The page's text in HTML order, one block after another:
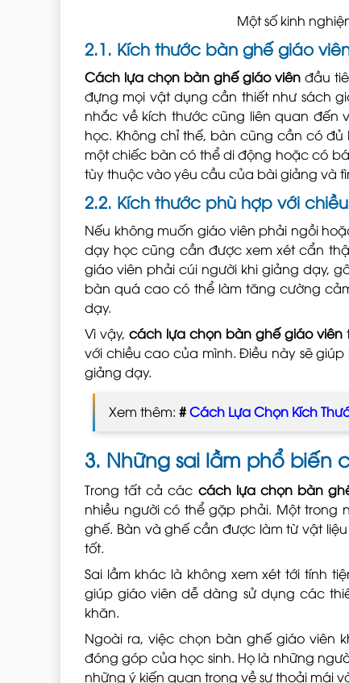
Một số kinh
2.1. Kích thước bàn ghế giáo
Cách lựa chọn bàn ghế giáo viên đầu
đựng mọi vật dụng cần thiết như sách
nhắc về kích thước cũng liên quan đến
học. Không chỉ thế, bàn cũng cần có
một chiếc bàn có thể di động hoặc có
tùy thuộc vào yêu cầu của bài giảng và
2.2. Kích thước phù hợp với
Nếu không muốn giáo viên phải ngồi
dạy học cũng cần được xem xét cẩn
giáo viên phải cúi người khi giảng dạy,
bàn quá cao có thể làm tăng cường
dạy.
Vì vậy, cách lựa chọn bàn ghế giáo viên
với chiều cao của mình. Điều này sẽ
giảng dạy.
Xem thêm: #Cách Lựa Chọn Kích
3. Những sai lầm phổ biến
Trong tất cả các cách lựa chọn bàn
nhiều người có thể gặp phải. Một trong
ghế. Bàn và ghế cần được làm từ vật
tốt.
Sai lầm khác là không xem xét tới tính
giúp giáo viên dễ dàng sử dụng các
khăn.
Ngoài ra, việc chọn bàn ghế giáo viên
đóng góp của học sinh. Họ là những
những ý kiến quan trọng về sự thoải mái